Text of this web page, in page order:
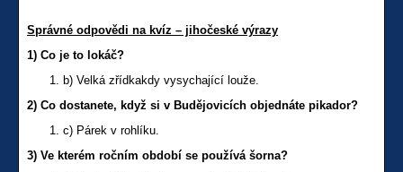
Správné odpovědi na kvíz – jihočeské výrazy
1) Co je to lokáč?
b) Velká zřídkakdy vysychající louže.
2) Co dostanete, když si v Budějovicích objednáte pikador?
c) Párek v rohlíku.
3) Ve kterém ročním období se používá šorna?